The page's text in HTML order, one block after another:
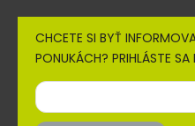
CHCETE SI BYŤ
PONUKÁCH? PRIHLÁSTE SA